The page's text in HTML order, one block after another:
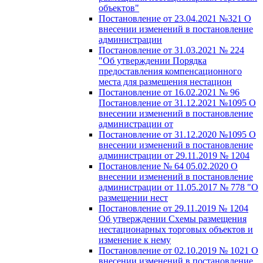
объектов"
Постановление от 23.04.2021 №321 О
внесении изменений в постановление
администрации
Постановление от 31.03.2021 № 224
"Об утверждении Порядка
предоставления компенсационного
места для размещения нестацион
Постановление от 16.02.2021 № 96
Постановление от 31.12.2021 №1095 О
внесении изменений в постановление
администрации от
Постановление от 31.12.2020 №1095 О
внесении изменений в постановление
администрации от 29.11.2019 № 1204
Постановление № 64 05.02.2020 О
внесении изменений в постановление
администрации от 11.05.2017 № 778 "О
размещении нест
Постановление от 29.11.2019 № 1204
Об утверждении Схемы размещения
нестационарных торговых объектов и
изменение к нему
Постановление от 02.10.2019 № 1021 О
внесении изменений в постановление